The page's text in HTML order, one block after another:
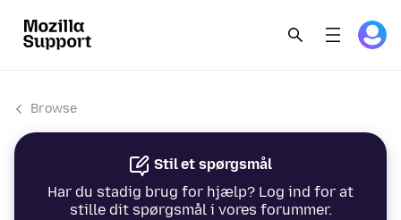
Browse
Stil et spørgsmål
Har du stadig brug for hjælp? Log ind for at
stille dit spørgsmål i vores forummer.